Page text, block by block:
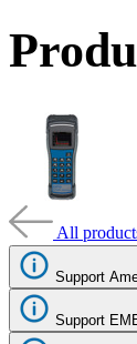
Produkte
Support
Services
Kaufen
Ressourcen
Kontakt
RegisterLogin
Corporate
Careers
All
Support
Support